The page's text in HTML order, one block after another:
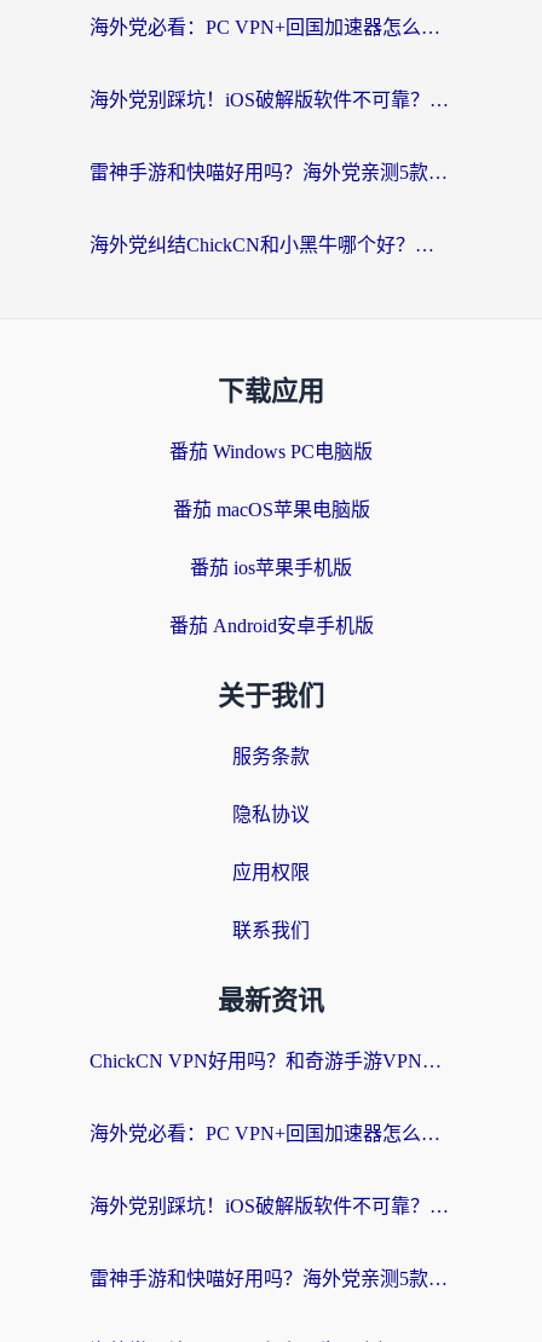
海外党必看：PC VPN+回国加速器怎么选？无缝访问国内资源全攻略
海外党别踩坑！iOS破解版软件不可靠？教你选对回国加速器无缝看国内资源
雷神手游和快喵好用吗？海外党亲测5款回国加速器，附斧牛Bling对比+微信视频号解决办法
海外党纠结ChickCN和小黑牛哪个好？一篇帮你选对回国加速器的实用指南
下载应用
番茄 Windows PC电脑版
番茄 macOS苹果电脑版
番茄 ios苹果手机版
番茄 Android安卓手机版
关于我们
服务条款
隐私协议
应用权限
联系我们
最新资讯
ChickCN VPN好用吗？和奇游手游VPN对比哪个回国效果更好？海外党亲测实用指南
海外党必看：PC VPN+回国加速器怎么选？无缝访问国内资源全攻略
海外党别踩坑！iOS破解版软件不可靠？教你选对回国加速器无缝看国内资源
雷神手游和快喵好用吗？海外党亲测5款回国加速器，附斧牛Bling对比+微信视频号解决办法